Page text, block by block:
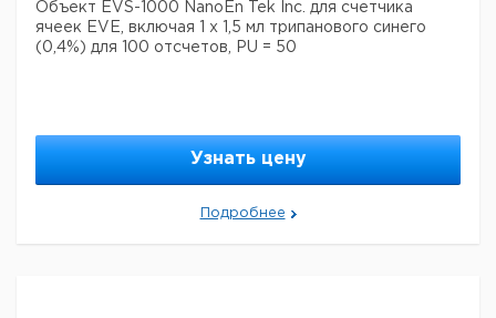
Объект EVS-1000 NanoEn Tek Inc. для счетчика
ячеек EVE, включая 1 x 1,5 мл трипанового синего
(0,4%) для 100 отсчетов, PU = 50
Узнать цену
Подробнее